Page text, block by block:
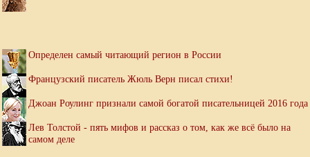
Определен самый читающий регион в России
Французский писатель Жюль Верн писал стихи!
Джоан Роулинг признали самой богатой писательницей 2016 года
Лев Толстой - пять мифов и рассказ о том, как же всё было на
самом деле